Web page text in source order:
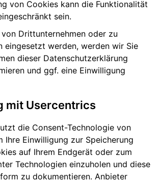
von Cookies kann die Funktionalität
sein.
Drittunternehmen oder zu
eingesetzt werden, werden wir Sie
dieser Datenschutzerklärung
und ggf. eine Einwilligung
mit Usercentrics
die Consent-Technologie von
Ihre Einwilligung zur Speicherung
auf Ihrem Endgerät oder zum
Technologien einzuholen und diese
zu dokumentieren. Anbieter